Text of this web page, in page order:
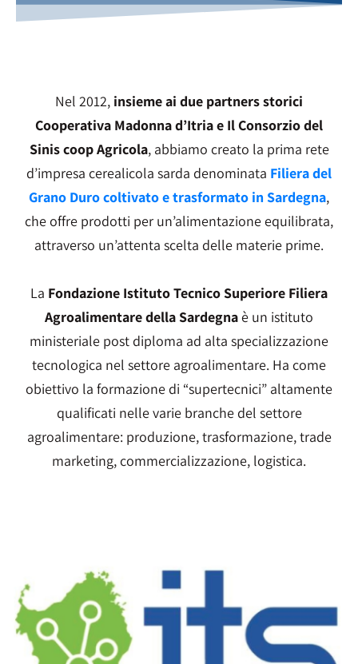
Nel 2012, insieme ai due partners storici
Cooperativa Madonna d’Itria e Il Consorzio del
Sinis coop Agricola, abbiamo creato la prima rete
d’impresa cerealicola sarda denominata Filiera del
Grano Duro coltivato e trasformato in Sardegna,
che offre prodotti per un’alimentazione equilibrata,
attraverso un’attenta scelta delle materie prime.
La Fondazione Istituto Tecnico Superiore Filiera
Agroalimentare della Sardegnaè un istituto
ministeriale post diploma ad alta specializzazione
tecnologica nel settore agroalimentare. Ha come
obiettivo la formazione di “supertecnici” altamente
qualificati nelle varie branche del settore
agroalimentare: produzione, trasformazione, trade
marketing, commercializzazione, logistica.